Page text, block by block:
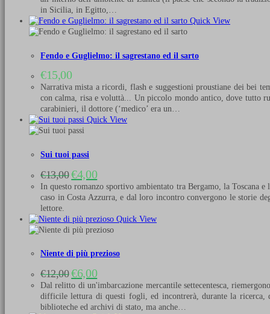
in Sicilia, in Egitto,…
Quick View
Fendo e Guglielmo: il sagrestano ed il sarto
€15,00
Narrativa mista a ricordi, flash e suggestioni proustiane dei bei
con calma, risa e voluttà... Un piccolo mondo antico, dove tutto
carabinieri, il dottore (‘medico’ era un…
Quick View
Sui tuoi passi
€13,00Il
prezzo
originale
era:
€4,00Il
prezzo
attuale
è:
In questo romanzo sportivo ambientato tra Bergamo, la Toscana
caso in Costa Azzurra, e dal loro incontro convergono le storie
lettore.
Quick View
Niente di più prezioso
€12,00Il
prezzo
originale
era:
€12,00.
€6,00Il
prezzo
attuale
è:
€6,00.
Dal relitto di un'imbarcazione mercantile settecentesca,
difficile lettura di questi fogli, ed incontrerà, durante la
biblioteche ed archivi di stato, ma anche…